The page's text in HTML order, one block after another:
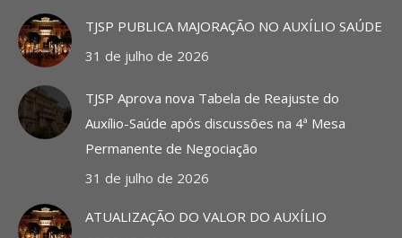
in
new
window
new
window
new
window
TJSP PUBLICA MAJORAÇÃO NO AUXÍLIO SAÚDE
31 de julho de 2026
TJSP Aprova nova Tabela de Reajuste do
Auxílio-Saúde após discussões na 4ª Mesa
Permanente de Negociação
31 de julho de 2026
ATUALIZAÇÃO DO VALOR DO AUXÍLIO